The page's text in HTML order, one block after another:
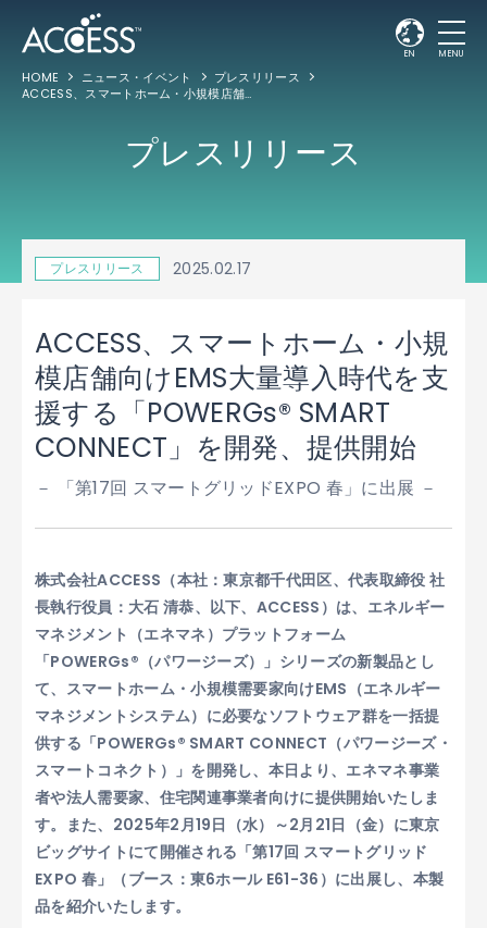
EN MENU
HOME ニュース・イベント
プレスリリース
ACCESS、スマートホーム・小規模店舗向けEMS大量導入時代を支援する「POWERGs® SMART CONNECT」を開発、提供開始
プレスリリース
プレスリリース 2025.02.17
ACCESS、スマートホーム・小規
模店舗向けEMS大量導入時代を支
援する「POWERGs® SMART
CONNECT」を開発、提供開始
－ 「第17回 スマートグリッドEXPO 春」に出展 －
株式会社ACCESS（本社：東京都千代田区、代表取締役 社
長執行役員：大石 清恭、以下、ACCESS）は、エネルギー
マネジメント（エネマネ）プラットフォーム
「POWERGs®（パワージーズ）」シリーズの新製品とし
て、スマートホーム・小規模需要家向けEMS（エネルギー
マネジメントシステム）に必要なソフトウェア群を一括提
供する「POWERGs® SMART CONNECT（パワージーズ・
スマートコネクト）」を開発し、本日より、エネマネ事業
者や法人需要家、住宅関連事業者向けに提供開始いたしま
す。また、2025年2月19日（水）～2月21日（金）に東京
ビッグサイトにて開催される「第17回 スマートグリッド
EXPO 春」（ブース：東6ホール E61-36）に出展し、本製
品を紹介いたします。